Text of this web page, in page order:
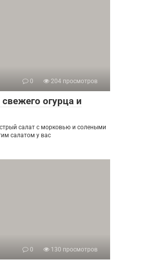
0 204 просмотров
огурца и
салат с морковью и солеными
салатом у вас
0 130 просмотров